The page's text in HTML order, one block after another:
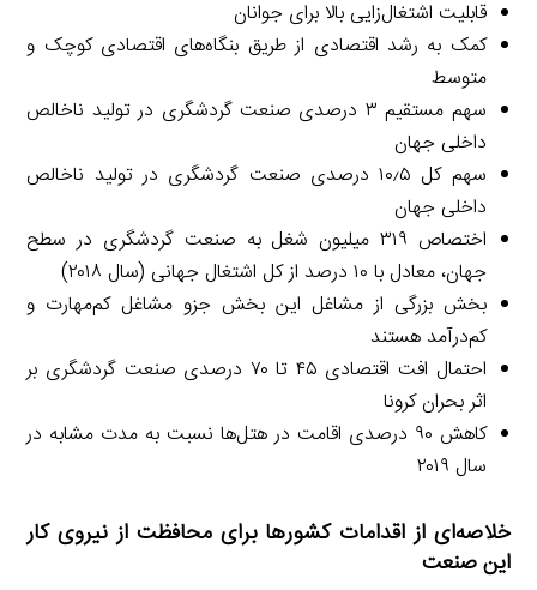
قابلیت اشتغال‌زایی بالا برای جوانان
کمک به رشد اقتصادی از طریق بنگاه‌های اقتصادی کوچک و
متوسط
سهم مستقیم ۳ درصدی صنعت گردشگری در تولید ناخالص
داخلی جهان
سهم کل ۱۰٫۵ درصدی صنعت گردشگری در تولید ناخالص
داخلی جهان
اختصاص ۳۱۹ میلیون شغل به صنعت گردشگری در سطح
جهان، معادل با ۱۰ درصد از کل اشتغال جهانی (سال ۲۰۱۸)
بخش بزرگی از مشاغل این بخش جزو مشاغل کم‌مهارت و
کم‌درآمد هستند
احتمال افت اقتصادی ۴۵ تا ۷۰ درصدی صنعت گردشگری بر
اثر بحران کرونا
کاهش ۹۰ درصدی اقامت در هتل‌ها نسبت به مدت مشابه در
سال ۲۰۱۹
خلاصه‌ای از اقدامات کشورها برای محافظت از نیروی کار
این صنعت